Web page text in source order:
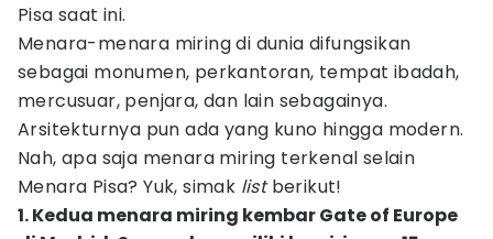
Pisa saat ini.
Menara-menara miring di dunia difungsikan
sebagai monumen, perkantoran, tempat ibadah,
mercusuar, penjara, dan lain sebagainya.
Arsitekturnya pun ada yang kuno hingga modern.
Nah, apa saja menara miring terkenal selain
Menara Pisa? Yuk, simak listberikut!
1. Kedua menara miring kembar Gate of Europe